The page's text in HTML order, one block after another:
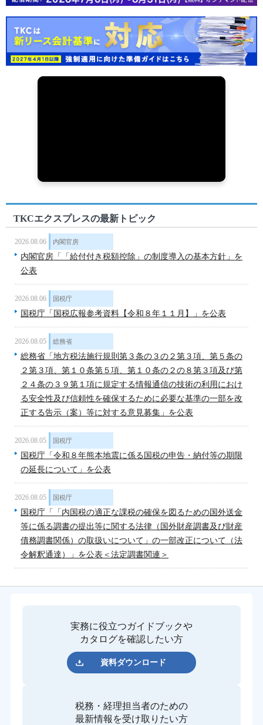
TKCエクスプレスの最新トピック
2026.08.06 内閣官房
内閣官房「「給付付き税額控除」の制度導入の基本方針」を
公表
2026.08.06 国税庁
国税庁「国税広報参考資料【令和８年１１月】」を公表
2026.08.05 総務省
総務省「地方税法施行規則第３条の３の２第３項、第５条の
２第３項、第１０条第５項、第１０条の２の８第３項及び第
２４条の３９第１項に規定する情報通信の技術の利用におけ
る安全性及び信頼性を確保するために必要な基準の一部を改
正する告示（案）等に対する意見募集」を公表
2026.08.05 国税庁
国税庁「令和８年熊本地震に係る国税の申告・納付等の期限
の延長について」を公表
2026.08.05 国税庁
国税庁「「内国税の適正な課税の確保を図るための国外送金
等に係る調書の提出等に関する法律（国外財産調書及び財産
債務調書関係）の取扱いについて」の一部改正について（法
令解釈通達）」を公表＜法定調書関連＞
実務に役立つガイドブックや
カタログを確認したい方
資料ダウンロード
税務・経理担当者のための
最新情報を受け取りたい方